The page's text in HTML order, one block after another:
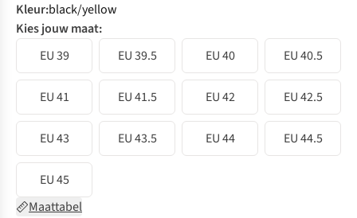
Kleur:black/yellow
Kies jouw maat:
EU 39
EU 39.5 EU 40 EU 40.5
EU 41 EU 41.5 EU 42 EU 42.5
EU 43 EU 43.5 EU 44 EU 44.5
EU 45
Maattabel